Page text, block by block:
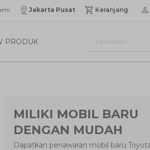
Jakarta Pusat Keranjang
PRODUK
MILIKI MOBIL BARU
DENGAN MUDAH
Dapatkan penawaran mobil baru